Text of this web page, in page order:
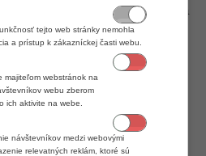
, zadajte prihlasovacie údaje a
s aplikáciou.
databázy nepodarilo vykonať,
krokov nižšie.
tejto web stránky nemohla
a prístup k zákazníckej časti webu.
majiteľom webstránok na
webu zberom
ich aktivite na webe.
návštevníkov medzi webovými
relevatných reklám, ktoré sú